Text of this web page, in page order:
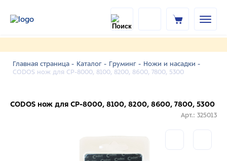
Главная страница - Каталог - Груминг - Ножи и насадки -
CODOS нож для СР-8000, 8100, 8200, 8600, 7800, 5300
CODOS нож для СР-8000, 8100, 8200, 8600, 7800, 5300
Арт.: 325013